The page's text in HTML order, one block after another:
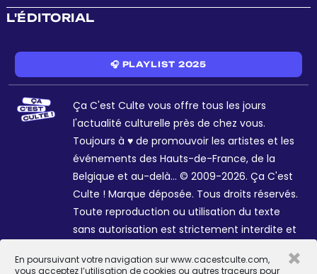
En poursuivant votre navigation sur www.cacestculte.com,
vous acceptez l’utilisation de cookies ou autres traceurs pour
×
L'ÉDITORIAL
🎧 PLAYLIST 2025
Ça C'est Culte vous offre tous les jours
l'actualité culturelle près de chez vous.
Toujours à ♥ de promouvoir les artistes et les
événements des Hauts-de-France, de la
Belgique et au-delà... © 2009-2026. Ça C'est
Culte ! Marque déposée. Tous droits réservés.
Toute reproduction ou utilisation du texte
sans autorisation est strictement interdite et
Sophie R. et Céline Galant.